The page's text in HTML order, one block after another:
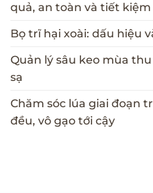
quả, an toàn và tiết kiệm
Bọ trĩ hại xoài: dấu hiệu
Quản lý sâu keo mùa
sạ
Chăm sóc lúa giai đoạn
đều, vô gạo tới cậy